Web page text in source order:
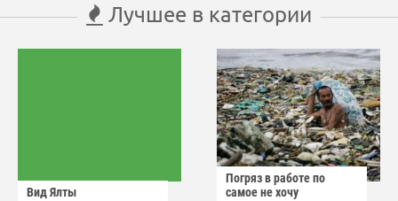
Лучшее в категории
Вид Ялты
Погряз в работе по
самое не хочу